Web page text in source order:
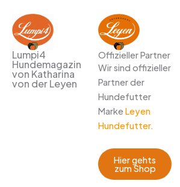
Lumpi4
Hundemagazin
von Katharina
von der Leyen
Offizieller Partner
Wir sind offizieller
Partner der
Hundefutter
Marke Leyen
Hundefutter.
Hier gehts
zum Shop